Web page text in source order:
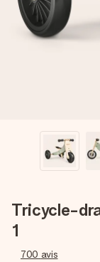
Créez quelque
son prénom,
Sans
Tricycle-
1
700 avis